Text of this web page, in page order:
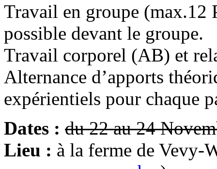
Travail en groupe (max.12
possible devant le groupe.
Travail corporel (AB) et
Alternance d’apports
expérientiels pour chaque
Dates : du 22 au 24
Lieu : à la ferme de Vevy-